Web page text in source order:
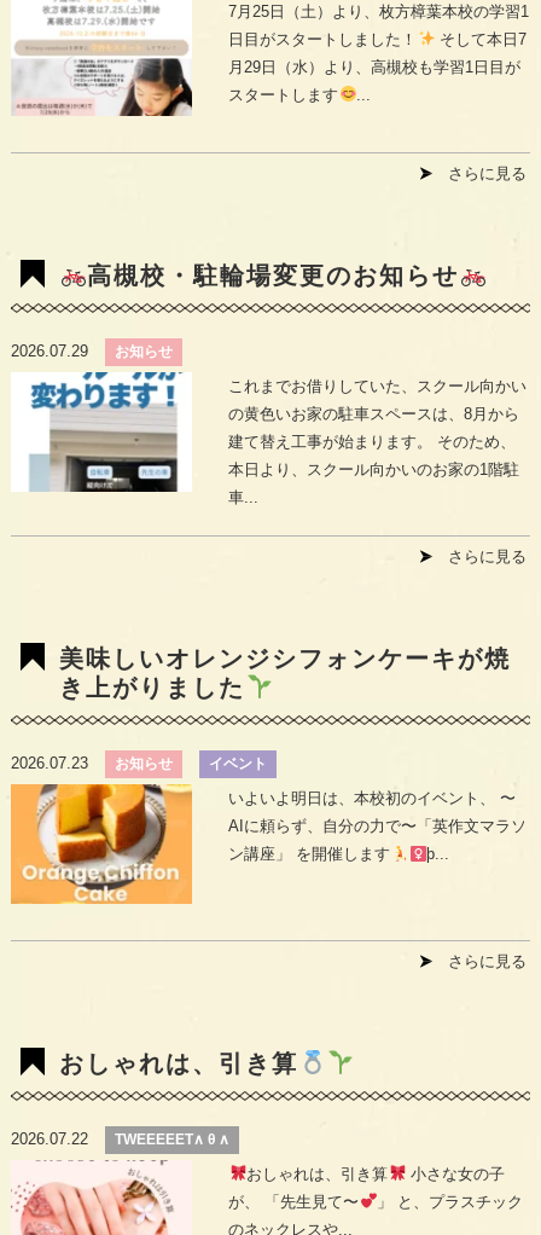
7月25日（土）より、枚方樟葉本校の学習1
日目がスタートしました！
そして本日7
月29日（水）より、高槻校も学習1日目が
スタートします
さらに見る
高槻校・駐輪場変更のお知らせ
2026.07.29 お知らせ
これまでお借りしていた、スクール向かい
の黄色いお家の駐車スペースは、8月から
建て替え工事が始まります。 そのため、
本日より、スクール向かいのお家の1階駐
車...
さらに見る
美味しいオレンジシフォンケーキが焼
き上がりました
2026.07.23 お知らせ イベント
いよいよ明日は、本校初のイベント、 〜
AIに頼らず、自分の力で〜「英作文マラソ
ン講座」 を開催します
þ...
さらに見る
おしゃれは、引き算
2026.07.22 TWEEEEET∧ θ ∧
おしゃれは、引き算
小さな女の子
が、 「先生見て〜
」 と、プラスチック
のネックレスや...